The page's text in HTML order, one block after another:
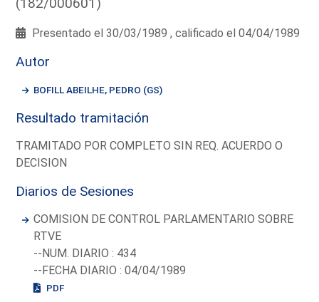
Presentado el 30/03/1989 , calificado el 04/04/1989
Autor
BOFILL ABEILHE, PEDRO (GS)
Resultado tramitación
TRAMITADO POR COMPLETO SIN REQ. ACUERDO O
DECISION
Diarios de Sesiones
COMISION DE CONTROL PARLAMENTARIO SOBRE
RTVE
--NUM. DIARIO : 434
--FECHA DIARIO : 04/04/1989
PDF